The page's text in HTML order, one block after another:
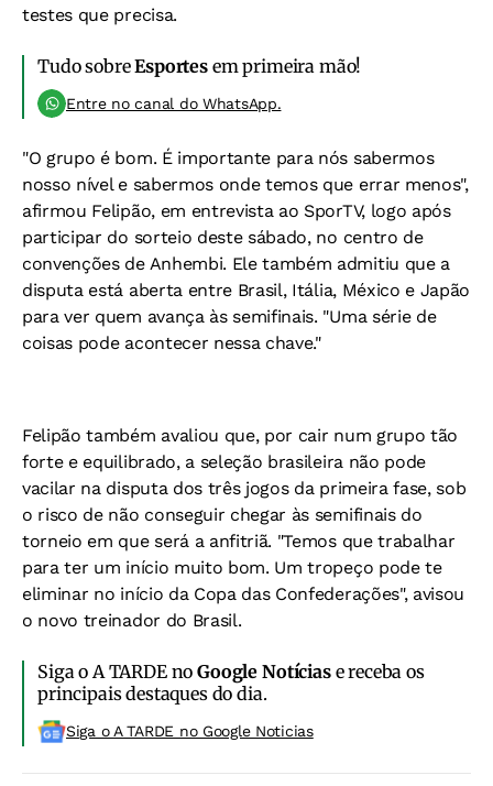
testes que precisa.
Tudo sobreEsportesem primeira mão!
Entre no canal do WhatsApp.
"O grupo é bom. É importante para nós sabermos
nosso nível e sabermos onde temos que errar menos",
afirmou Felipão, em entrevista ao SporTV, logo após
participar do sorteio deste sábado, no centro de
convenções de Anhembi. Ele também admitiu que a
disputa está aberta entre Brasil, Itália, México e Japão
para ver quem avança às semifinais. "Uma série de
coisas pode acontecer nessa chave."
Felipão também avaliou que, por cair num grupo tão
forte e equilibrado, a seleção brasileira não pode
vacilar na disputa dos três jogos da primeira fase, sob
o risco de não conseguir chegar às semifinais do
torneio em que será a anfitriã. "Temos que trabalhar
para ter um início muito bom. Um tropeço pode te
eliminar no início da Copa das Confederações", avisou
o novo treinador do Brasil.
Siga o A TARDE noGoogle Notíciase receba os
principais destaques do dia.
Siga o A TARDE no Google Noticias